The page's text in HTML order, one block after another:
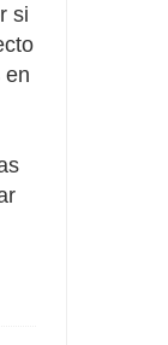
si
en